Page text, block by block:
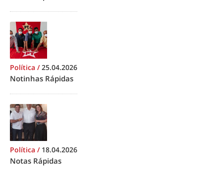
Política /25.04.2026
Notinhas Rápidas
Política / 18.04.2026
Notas Rápidas